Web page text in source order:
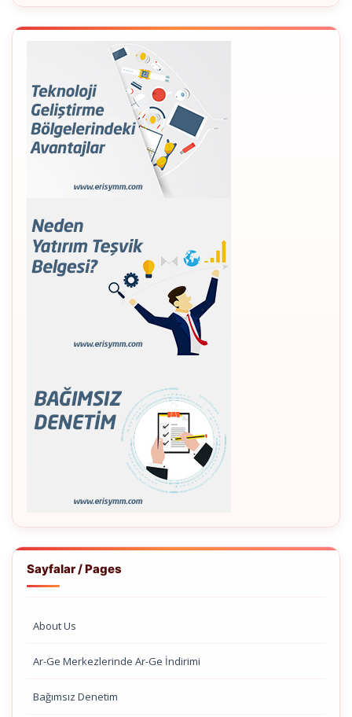
Sayfalar / Pages
About Us
Ar-Ge Merkezlerinde Ar-Ge İndirimi
Bağımsız Denetim